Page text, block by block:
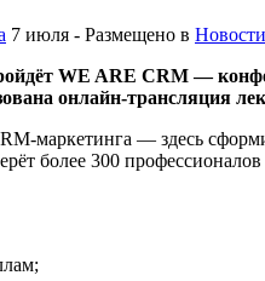
7 июля - Размещено в
WE ARE CRM —
онлайн-трансляция
маркетинга — здесь
более 300